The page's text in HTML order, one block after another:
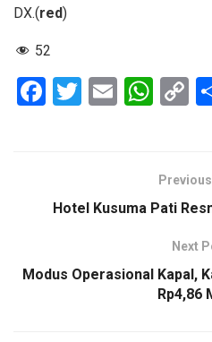
DX.(red)
52
F
o
k
T
E
W
s
A
p
C
Li
n
k
Hotel Kusuma Pati
Next
Modus Operasional Kapal,
Rp4,86